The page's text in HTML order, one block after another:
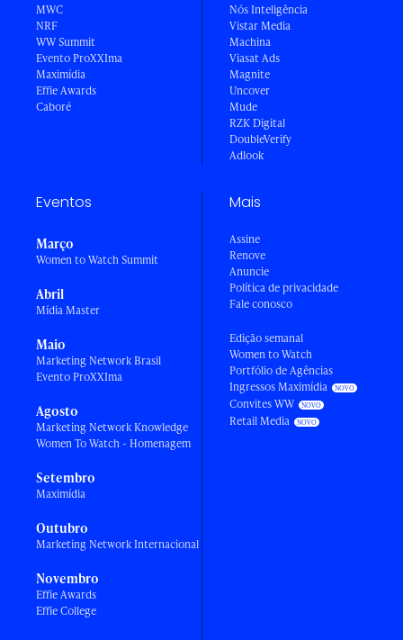
MWC
NRF
WW Summit
Evento ProXXIma
Maximídia
Effie Awards
Caboré
Nós Inteligência
Vistar Media
Machina
Viasat Ads
Magnite
Uncover
Mude
RZK Digital
DoubleVerify
Adlook
Eventos
Março
Women to Watch Summit
Abril
Mídia Master
Maio
Marketing Network Brasil
Evento ProXXIma
Agosto
Marketing Network Knowledge
Women To Watch - Homenagem
Setembro
Maximídia
Outubro
Marketing Network Internacional
Novembro
Effie Awards
Effie College
Mais
Assine
Renove
Anuncie
Política de privacidade
Fale conosco
Edição semanal
Women to Watch
Portfólio de Agências
Ingressos Maximídia
Convites WW
Retail Media